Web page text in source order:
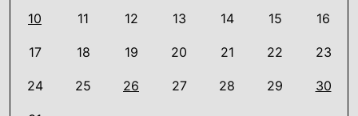
10 11 12 13 14 15 16
17 18 19 20 21 22 23
24 25 26 27 28 29 30